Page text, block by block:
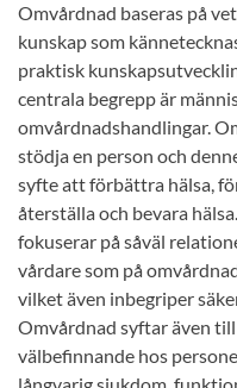
Omvårdnad baseras på
kunskap som
praktisk
centrala begrepp är
omvårdnadshandlingar.
stödja en person och
syfte att förbättra hälsa,
återställa och bevara
fokuserar på såväl
vårdare som på
vilket även inbegriper
Omvårdnad syftar även
välbefinnande hos